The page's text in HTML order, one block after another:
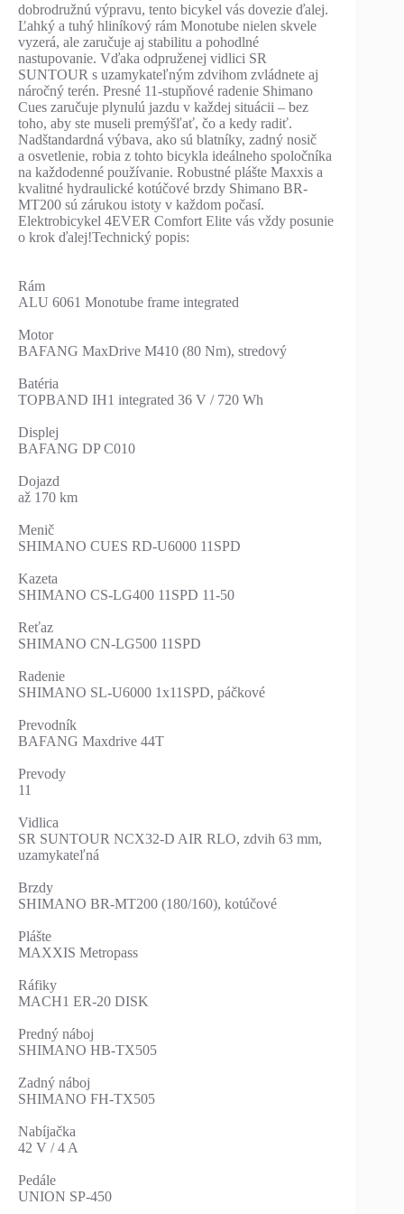
dobrodružnú výpravu, tento bicykel vás dovezie ďalej.
Ľahký a tuhý hliníkový rám Monotube nielen skvele
vyzerá, ale zaručuje aj stabilitu a pohodlné
nastupovanie. Vďaka odpruženej vidlici SR
SUNTOUR s uzamykateľným zdvihom zvládnete aj
náročný terén. Presné 11-stupňové radenie Shimano
Cues zaručuje plynulú jazdu v každej situácii – bez
toho, aby ste museli premýšľať, čo a kedy radiť.
Nadštandardná výbava, ako sú blatníky, zadný nosič
a osvetlenie, robia z tohto bicykla ideálneho spoločníka
na každodenné používanie. Robustné plášte Maxxis a
kvalitné hydraulické kotúčové brzdy Shimano BR-
MT200 sú zárukou istoty v každom počasí.
Elektrobicykel 4EVER Comfort Elite vás vždy posunie
o krok ďalej!Technický popis:
Rám
ALU 6061 Monotube frame integrated
Motor
BAFANG MaxDrive M410 (80 Nm), stredový
Batéria
TOPBAND IH1 integrated 36 V / 720 Wh
Displej
BAFANG DP C010
Dojazd
až 170 km
Menič
SHIMANO CUES RD-U6000 11SPD
Kazeta
SHIMANO CS-LG400 11SPD 11-50
Reťaz
SHIMANO CN-LG500 11SPD
Radenie
SHIMANO SL-U6000 1x11SPD, páčkové
Prevodník
BAFANG Maxdrive 44T
Prevody
11
Vidlica
SR SUNTOUR NCX32-D AIR RLO, zdvih 63 mm,
uzamykateľná
Brzdy
SHIMANO BR-MT200 (180/160), kotúčové
Plášte
MAXXIS Metropass
Ráfiky
MACH1 ER-20 DISK
Predný náboj
SHIMANO HB-TX505
Zadný náboj
SHIMANO FH-TX505
Nabíjačka
42 V / 4 A
Pedále
UNION SP-450